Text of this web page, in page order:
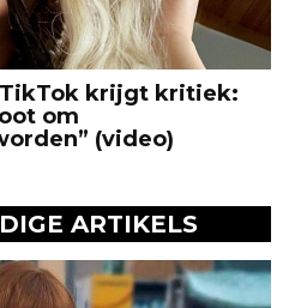
TikTok krijgt kritiek:
om
(video)
ARTIKELS